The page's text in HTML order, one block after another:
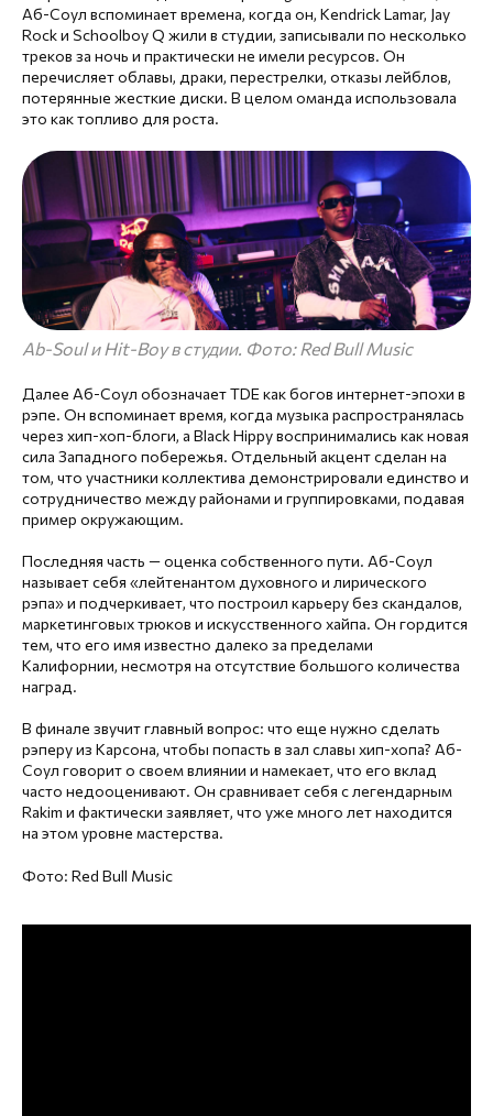
Аб-Соул вспоминает времена, когда он, Kendrick Lamar, Jay
Rock и Schoolboy Q жили в студии, записывали по несколько
треков за ночь и практически не имели ресурсов. Он
перечисляет облавы, драки, перестрелки, отказы лейблов,
потерянные жесткие диски. В целом оманда использовала
это как топливо для роста.
Ab-Soul и Hit-Boy в студии. Фото: Red Bull Music
Далее Аб-Соул обозначает TDE как богов интернет-эпохи в
рэпе. Он вспоминает время, когда музыка распространялась
через хип-хоп-блоги, а Black Hippy воспринимались как новая
сила Западного побережья. Отдельный акцент сделан на
том, что участники коллектива демонстрировали единство и
сотрудничество между районами и группировками, подавая
пример окружающим.
Последняя часть — оценка собственного пути. Аб-Соул
называет себя «лейтенантом духовного и лирического
рэпа» и подчеркивает, что построил карьеру без скандалов,
маркетинговых трюков и искусственного хайпа. Он гордится
тем, что его имя известно далеко за пределами
Калифорнии, несмотря на отсутствие большого количества
наград.
В финале звучит главный вопрос: что еще нужно сделать
рэперу из Карсона, чтобы попасть в зал славы хип-хопа? Аб-
Соул говорит о своем влиянии и намекает, что его вклад
часто недооценивают. Он сравнивает себя с легендарным
Rakim и фактически заявляет, что уже много лет находится
на этом уровне мастерства.
Фото: Red Bull Music